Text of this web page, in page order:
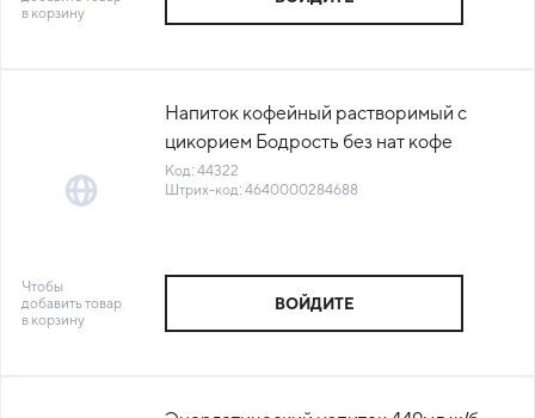
в корзину
Напиток кофейный растворимый с
цикорием Бодрость без нат кофе
100гр/пакет Красная волна (КОД
44322) (+18°С)
Код: 44322
Штрих-код: 4640000284688
Чтобы
добавить товар
в корзину
ВОЙДИТЕ